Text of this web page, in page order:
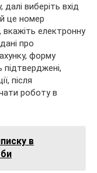
виберіть вхід
це номер
вкажіть електронну
про
форму
підтверджені,
після
роботу в
в